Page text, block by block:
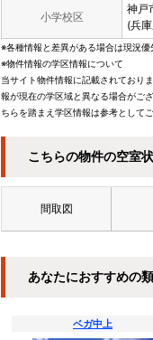
小学校区
神戸
(兵
※各種情報と差異がある場合は現況優
※物件情報の学区情報について
当サイト物件情報に記載されており
報が現在の学区域と異なる場合がご
ちらを踏まえ学区情報は参考としてご
こちらの物件の空室
間取図
あなたにおすすめの
ベガ中上